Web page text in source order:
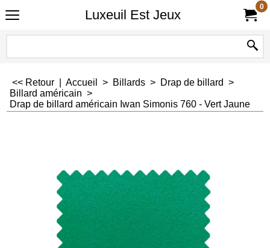
Luxeuil Est Jeux
0
<< Retour Accueil > Billards > Drap de billard >
Billard américain >
Drap de billard américain Iwan Simonis 760 - Vert Jaune